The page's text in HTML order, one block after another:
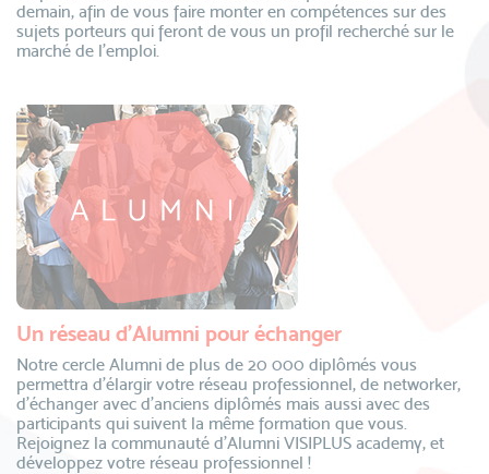
demain, afin de vous faire monter en compétences sur des
sujets porteurs qui feront de vous un profil recherché sur le
marché de l’emploi.
Un réseau d’Alumni pour échanger
Notre cercle Alumni de plus de 20 000 diplômés vous
permettra d’élargir votre réseau professionnel, de networker,
d’échanger avec d’anciens diplômés mais aussi avec des
participants qui suivent la même formation que vous.
Rejoignez la communauté d’Alumni VISIPLUS academy, et
développez votre réseau professionnel !